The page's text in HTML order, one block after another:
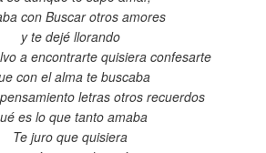
con Buscar otros amores
y te dejé llorando
a encontrarte quisiera confesarte
con el alma te buscaba
letras otros recuerdos
es lo que tanto amaba
Te juro que quisiera